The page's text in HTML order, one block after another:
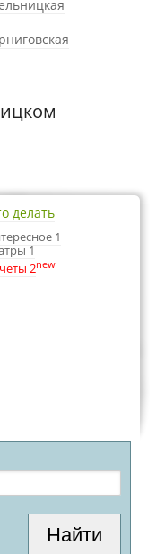
делать
1
1
2new